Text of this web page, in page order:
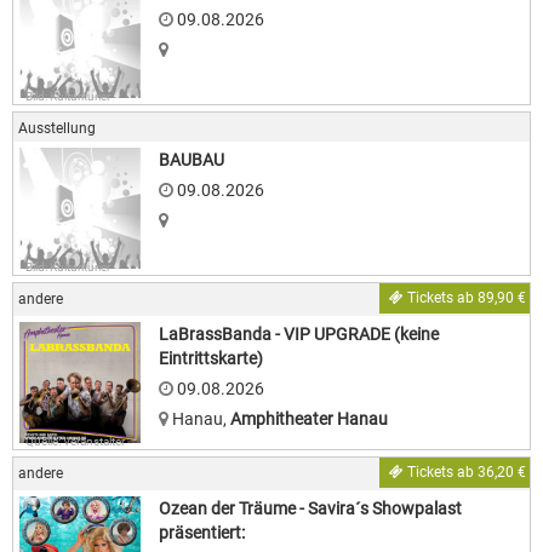
Bild: Kulturkurier
09.08.2026
Ausstellung
Bild: Kulturkurier
BAUBAU
09.08.2026
andere Tickets ab 89,90 €
Quelle: Veranstalter
LaBrassBanda - VIP UPGRADE (keine
Eintrittskarte)
09.08.2026
Hanau, Amphitheater Hanau
andere Tickets ab 36,20 €
Ozean der Träume - Savira´s Showpalast
präsentiert: